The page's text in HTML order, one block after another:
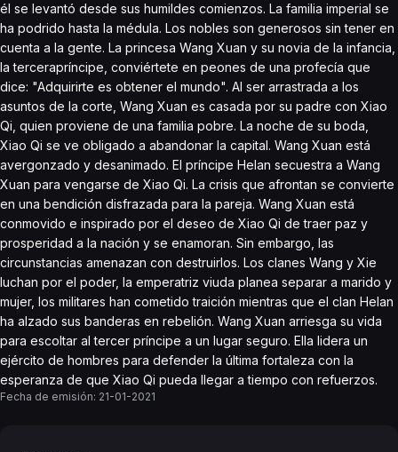
él se levantó desde sus humildes comienzos. La familia imperial se
ha podrido hasta la médula. Los nobles son generosos sin tener en
cuenta a la gente. La princesa Wang Xuan y su novia de la infancia,
la tercerapríncipe, conviértete en peones de una profecía que
dice: "Adquirirte es obtener el mundo". Al ser arrastrada a los
asuntos de la corte, Wang Xuan es casada por su padre con Xiao
Qi, quien proviene de una familia pobre. La noche de su boda,
Xiao Qi se ve obligado a abandonar la capital. Wang Xuan está
avergonzado y desanimado. El príncipe Helan secuestra a Wang
Xuan para vengarse de Xiao Qi. La crisis que afrontan se convierte
en una bendición disfrazada para la pareja. Wang Xuan está
conmovido e inspirado por el deseo de Xiao Qi de traer paz y
prosperidad a la nación y se enamoran. Sin embargo, las
circunstancias amenazan con destruirlos. Los clanes Wang y Xie
luchan por el poder, la emperatriz viuda planea separar a marido y
mujer, los militares han cometido traición mientras que el clan Helan
ha alzado sus banderas en rebelión. Wang Xuan arriesga su vida
para escoltar al tercer príncipe a un lugar seguro. Ella lidera un
ejército de hombres para defender la última fortaleza con la
esperanza de que Xiao Qi pueda llegar a tiempo con refuerzos.
Fecha de emisión: 21-01-2021